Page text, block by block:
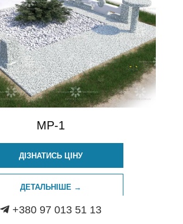
MP-1
ДІЗНАТИСЬ ЦІНУ
ДЕТАЛЬНІШЕ →
+380 97 013 51 13